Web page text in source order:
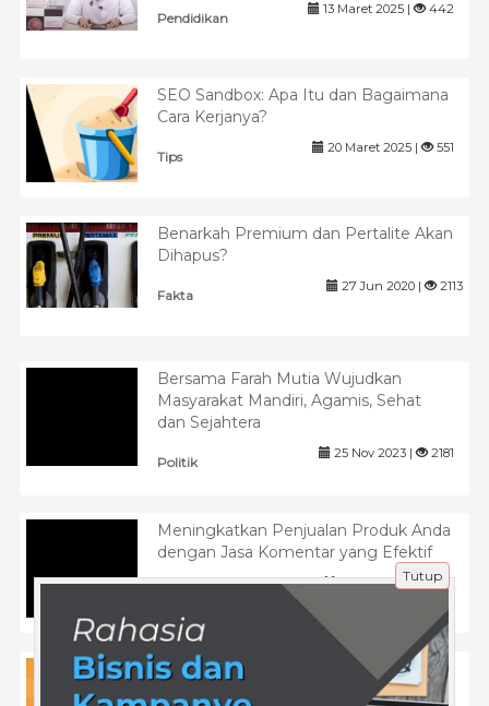
Pendidikan
13 Maret 2025 | 442
SEO Sandbox: Apa Itu dan Bagaimana
Cara Kerjanya?
Tips
20 Maret 2025 | 551
Benarkah Premium dan Pertalite Akan
Dihapus?
Fakta
27 Jun 2020 | 2113
Bersama Farah Mutia Wujudkan
Masyarakat Mandiri, Agamis, Sehat
dan Sejahtera
Politik
25 Nov 2023 | 2181
Meningkatkan Penjualan Produk Anda
dengan Jasa Komentar yang Efektif
19 Apr 2025 | 674
Platform Tryout SMP Online sebagai
Tutup